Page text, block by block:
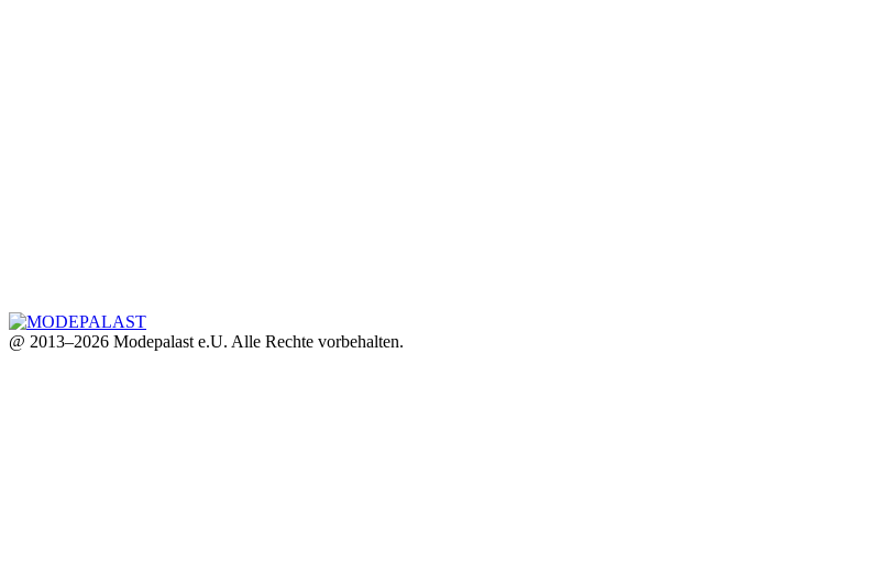
@ 2013–2026 Modepalast e.U. Alle Rechte vorbehalten.